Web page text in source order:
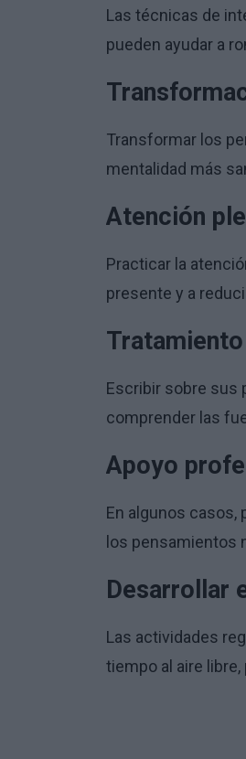
Las técnicas de
pueden ayudar a
Transformar los
mentalidad más
Atención
Practicar la
presente y a
Escribir sobre sus
comprender las
Apoyo
En algunos casos,
los pensamientos
Desarrollar
Las actividades
tiempo al aire